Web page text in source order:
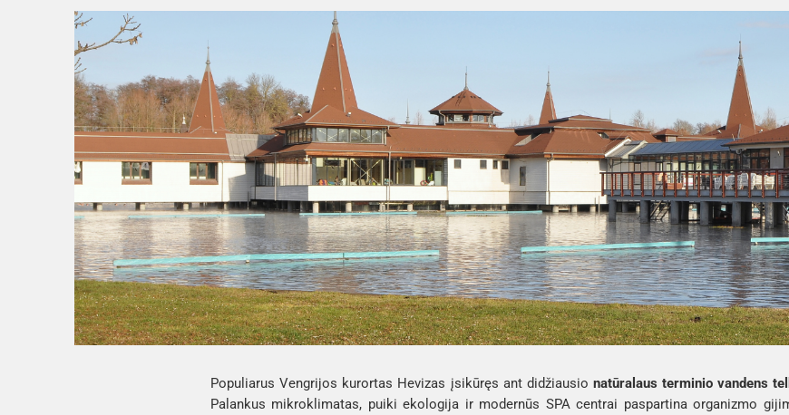
Populiarus Vengrijos kurortas Hevizas įsikūręs ant didžiausio natūralaus terminio vandens
Palankus mikroklimatas, puiki ekologija ir modernūs SPA centrai paspartina organizmo